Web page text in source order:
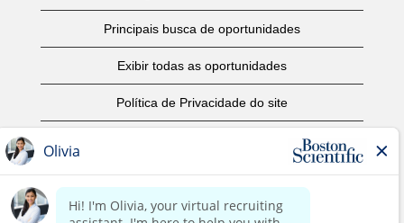
Principais busca de oportunidades
Exibir todas as oportunidades
Política de Privacidade do site
Aviso de Direitos Autorais
Entre em contato conosco